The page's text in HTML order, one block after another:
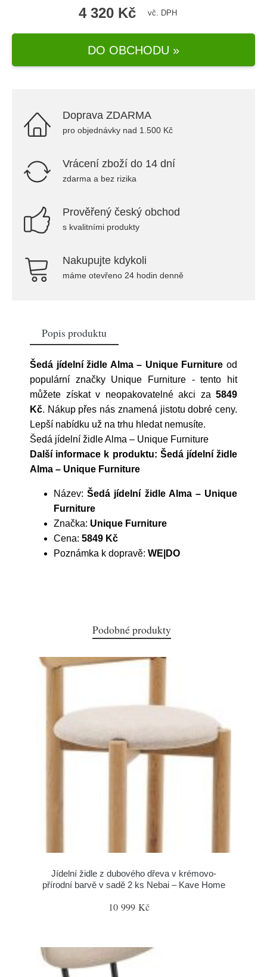
4 320 Kč vč. DPH
DO OBCHODU »
Doprava ZDARMA
pro objednávky nad 1.500 Kč
Vrácení zboží do 14 dní
zdarma a bez rizika
Prověřený český obchod
s kvalitními produkty
Nakupujte kdykoli
máme otevřeno 24 hodin denně
Popis produktu
Šedá jídelní židle Alma – Unique Furniture od
populární značky Unique Furniture - tento hit
můžete získat v neopakovatelné akci za 5849
Kč. Nákup přes nás znamená jistotu dobré ceny.
Lepší nabídku už na trhu hledat nemusíte.
Šedá jídelní židle Alma – Unique Furniture
Další informace k produktu: Šedá jídelní židle
Alma – Unique Furniture
Název:Šedá jídelní židle Alma – Unique
Furniture
Značka: Unique Furniture
Cena: 5849 Kč
Poznámka k dopravě: WE|DO
Podobné produkty
Jídelní židle z dubového dřeva v krémovo-
přírodní barvě v sadě 2 ks Nebai – Kave Home
10 999 Kč